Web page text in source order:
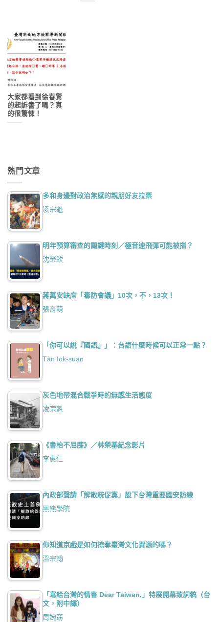
大家都看到徐春鶯
的起訴書了嗎？真
的很驚悚！
熱門文章
多和身邊對政治無感的親朋好友拉票
凌宗魁
明年預算審查的關鍵時刻／極音速飛彈可能被擋？
沈榮欽
蔣萬安缺席「毒防會議」10次，不，13次！
張育萌
「你可以說『國語』」：台語什麼時候可以正常一點？
Tân Io̍k-suan
灰色地帶混合戰爭時的無感生活態度
凌宗魁
《書枱不屈膝》／林榮基紀念影片
李惠仁
內政部聲請「解散統促黨」設下台灣重要國安防線
黑熊學院
你知道京戲是如何掠奪臺灣文化資源的嗎？
溫宗翰
「寫給台灣的情書 Dear Taiwan,」特展開幕致詞稿（台
文，附中譯）
周婉窈